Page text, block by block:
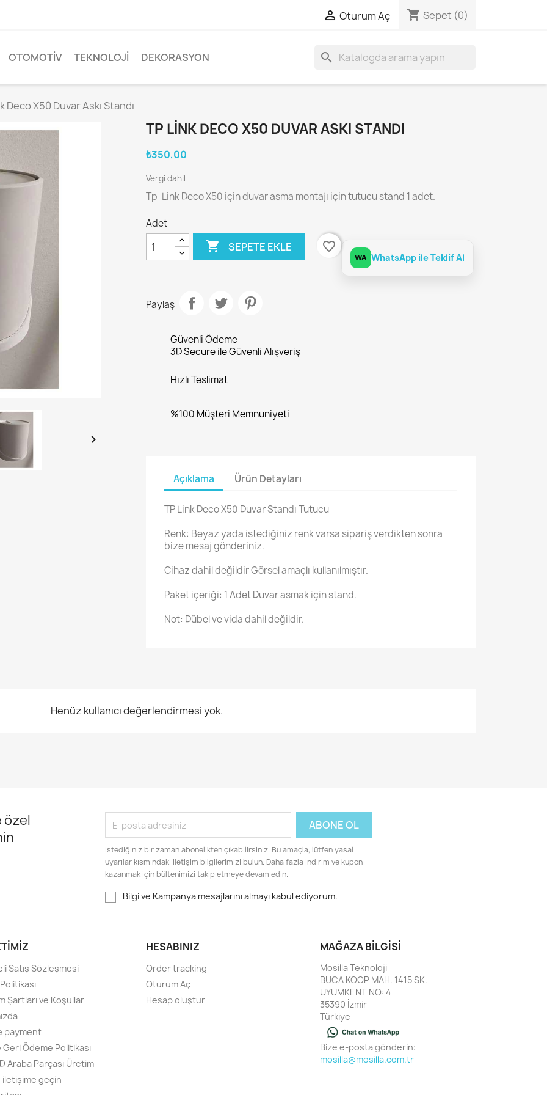
 Oturum Aç shopping_cart Sepet (0)
OTOMOTIV TEKNOLOJI DEKORASYON search
Deco X50 Duvar Askı Standı

TP LINK DECO X50 DUVAR ASKI STANDI
₺350,00
Vergi dahil
Tp-Link Deco X50 için duvar asma montajı için tutucu stand 1 adet.
Adet
 SEPETE EKLE favorite_border
WA WhatsApp ile Teklif Al
Paylaş
Güvenli Ödeme
3D Secure ile Güvenli Alışveriş
Hızlı Teslimat
%100 Müşteri Memnuniyeti
Açıklama Ürün Detayları
TP Link Deco X50 Duvar Standı Tutucu
Renk: Beyaz yada istediğiniz renk varsa sipariş verdikten sonra
bize mesaj gönderiniz.
Cihaz dahil değildir Görsel amaçlı kullanılmıştır.
Paket içeriği: 1 Adet Duvar asmak için stand.
Not: Dübel ve vida dahil değildir.
Henüz kullanıcı değerlendirmesi yok.
özel
İstediğiniz bir zaman abonelikten çıkabilirsiniz. Bu amaçla, lütfen yasal
uyarılar kısmındaki iletişim bilgilerimizi bulun. Daha fazla indirim ve kupon
kazanmak için bültenimizi takip etmeye devam edin.
Bilgi ve Kampanya mesajlarını almayı kabul ediyorum.
Satış Sözleşmesi
Şartları ve Koşullar
payment
Geri Ödeme Politikası
Araba Parçası Üretim
iletişime geçin
HESABINIZ
Order tracking
Oturum Aç
Hesap oluştur
MAĞAZA BILGISI
Mosilla Teknoloji
BUCA KOOP MAH. 1415 SK.
UYUMKENT NO: 4
35390 İzmir
Türkiye
Bize e-posta gönderin:
mosilla@mosilla.com.tr